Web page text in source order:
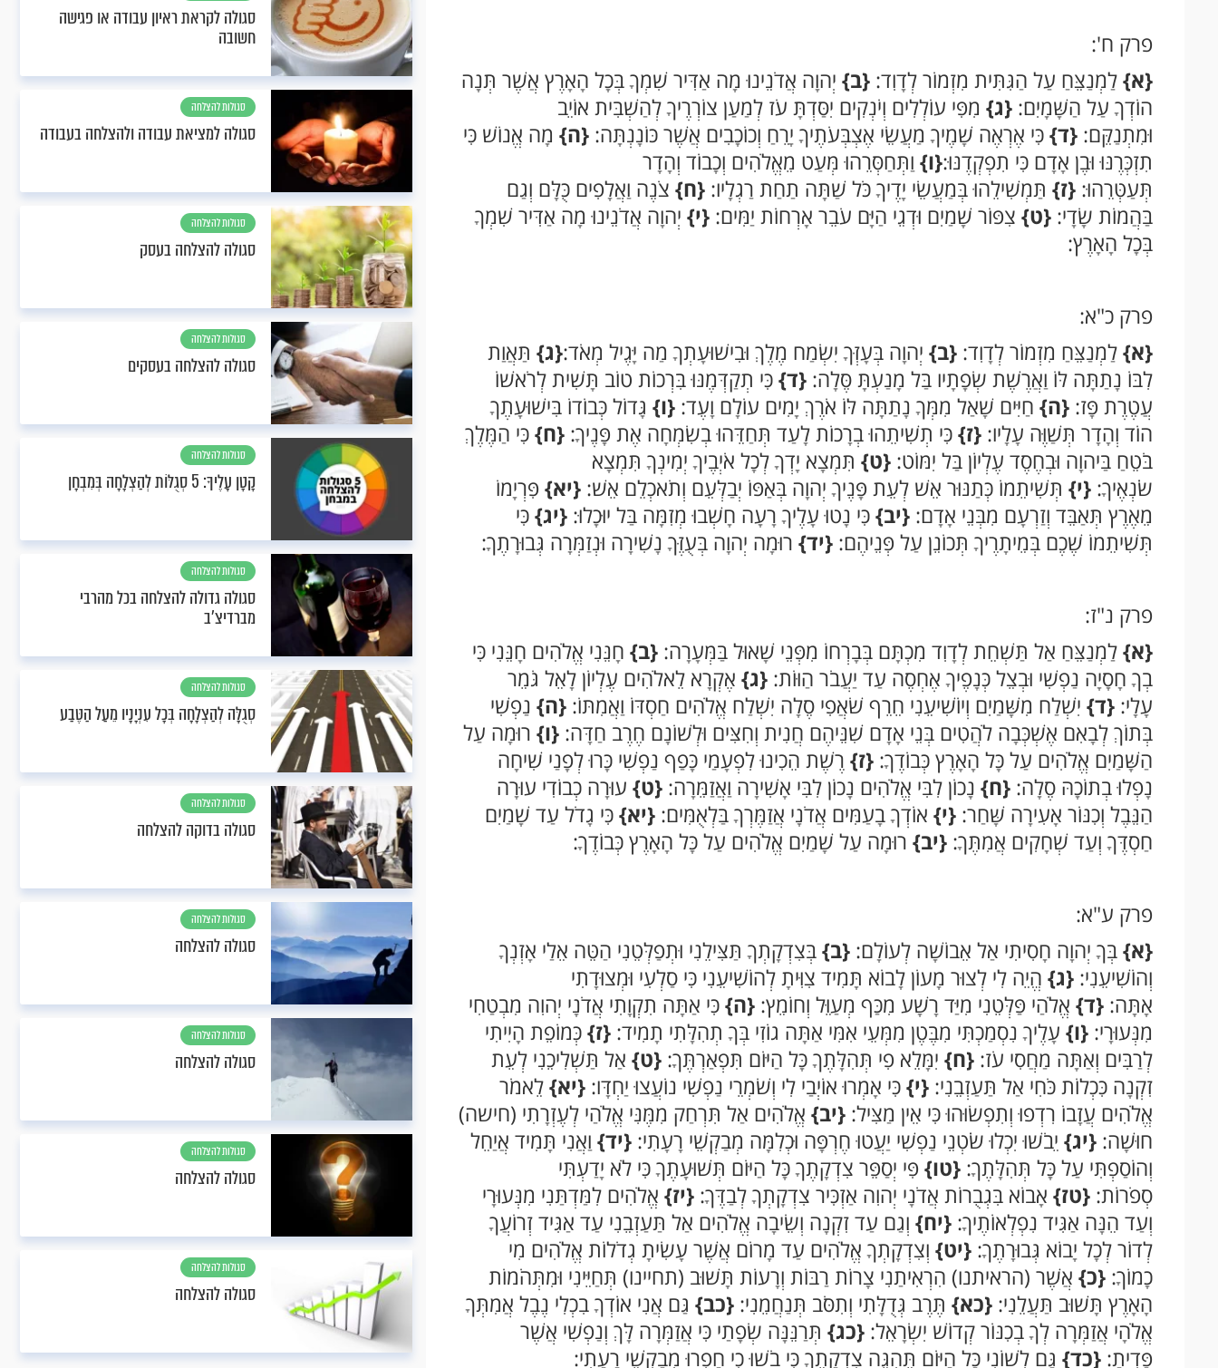
פרק ח':
{א}לַמְנַצֵּחַ עַל הַגִּתִּית מִזְמוֹר לְדָוִד: {ב} יְהוָה אֲדֹנֵינוּ מָה אַדִּיר שִׁמְךָ בְּכָל הָאָרֶץ אֲשֶׁר תְּנָה
הוֹדְךָ עַל הַשָּׁמָיִם: {ג} מִפִּי עוֹלְלִים וְיֹנְקִים יִסַּדְתָּ עֹז לְמַעַן צוֹרְרֶיךָ לְהַשְׁבִּית אוֹיֵב
וּמִתְנַקֵּם: {ד}כִּי אֶרְאֶה שָׁמֶיךָ מַעֲשֵׂי אֶצְבְּעֹתֶיךָ יָרֵחַ וְכוֹכָבִים אֲשֶׁר כּוֹנָנְתָּה: {ה} מָה אֱנוֹשׁ כִּי
תִזְכְּרֶנּוּ וּבֶן אָדָם כִּי תִפְקְדֶנּוּ:{ו} וַתְּחַסְּרֵהוּ מְּעַט מֵאֱלֹהִים וְכָבוֹד וְהָדָר
תְּעַטְּרֵהוּ: {ז} תַּמְשִׁילֵהוּ בְּמַעֲשֵׂי יָדֶיךָ כֹּל שַׁתָּה תַחַת רַגְלָיו: {ח} צֹנֶה וַאֲלָפִים כֻּלָּם וְגַם
בַּהֲמוֹת שָׂדָי: {ט} צִפּוֹר שָׁמַיִם וּדְגֵי הַיָּם עֹבֵר אָרְחוֹת יַמִּים: {י} יְהוָה אֲדֹנֵינוּ מָה אַדִּיר שִׁמְךָ
בְּכָל הָאָרֶץ:
פרק כ"א:
{א}לַמְנַצֵּחַ מִזְמוֹר לְדָוִד: {ב} יְהוָה בְּעָזְּךָ יִשְׂמַח מֶלֶךְ וּבִישׁוּעָתְךָ מַה יָּגֶיל מְאֹד:{ג} תַּאֲוַת
לִבּוֹ נָתַתָּה לּוֹ וַאֲרֶשֶׁת שְׂפָתָיו בַּל מָנַעְתָּ סֶּלָה: {ד}כִּי תְקַדְּמֶנּוּ בִּרְכוֹת טוֹב תָּשִׁית לְרֹאשׁוֹ
עֲטֶרֶת פָּז: {ה} חַיִּים שָׁאַל מִמְּךָ נָתַתָּה לּוֹ אֹרֶךְ יָמִים עוֹלָם וָעֶד: {ו} גָּדוֹל כְּבוֹדוֹ בִּישׁוּעָתֶךָ
הוֹד וְהָדָר תְּשַׁוֶּה עָלָיו: {ז}כִּי תְשִׁיתֵהוּ בְרָכוֹת לָעַד תְּחַדֵּהוּ בְשִׂמְחָה אֶת פָּנֶיךָ: {ח}כִּי הַמֶּלֶךְ
בֹּטֵחַ בַּיהוָה וּבְחֶסֶד עֶלְיוֹן בַּל יִמּוֹט: {ט} תִּמְצָא יָדְךָ לְכָל אֹיְבֶיךָ יְמִינְךָ תִּמְצָא
שֹׂנְאֶיךָ: {י} תְּשִׁיתֵמוֹ כְּתַנּוּר אֵשׁ לְעֵת פָּנֶיךָ יְהוָה בְּאַפּוֹ יְבַלְּעֵם וְתֹאכְלֵם אֵשׁ: {יא}פִּרְיָמוֹ
מֵאֶרֶץ תְּאַבֵּד וְזַרְעָם מִבְּנֵי אָדָם: {יב}כִּי נָטוּ עָלֶיךָ רָעָה חָשְׁבוּ מְזִמָּה בַּל יוּכָלוּ: {יג}כִּי
תְּשִׁיתֵמוֹ שֶׁכֶם בְּמֵיתָרֶיךָ תְּכוֹנֵן עַל פְּנֵיהֶם: {יד} רוּמָה יְהוָה בְּעֻזֶּךָ נָשִׁירָה וּנְזַמְּרָה גְּבוּרָתֶךָ:
פרק נ"ז:
{א}לַמְנַצֵּחַ אַל תַּשְׁחֵת לְדָוִד מִכְתָּם בְּבָרְחוֹ מִפְּנֵי שָׁאוּל בַּמְּעָרָה: {ב} חָנֵּנִי אֱלֹהִים חָנֵּנִי כִּי
בְךָ חָסָיָה נַפְשִׁי וּבְצֵל כְּנָפֶיךָ אֶחְסֶה עַד יַעֲבֹר הַוּוֹת: {ג} אֶקְרָא לֵאלֹהִים עֶלְיוֹן לָאֵל גֹּמֵר
עָלָי: {ד} יִשְׁלַח מִשָּׁמַיִם וְיוֹשִׁיעֵנִי חֵרֵף שֹׁאֲפִי סֶלָה יִשְׁלַח אֱלֹהִים חַסְדּוֹ וַאֲמִתּוֹ: {ה} נַפְשִׁי
בְּתוֹךְ לְבָאִם אֶשְׁכְּבָה לֹהֲטִים בְּנֵי אָדָם שִׁנֵּיהֶם חֲנִית וְחִצִּים וּלְשׁוֹנָם חֶרֶב חַדָּה: {ו} רוּמָה עַל
הַשָּׁמַיִם אֱלֹהִים עַל כָּל הָאָרֶץ כְּבוֹדֶךָ: {ז} רֶשֶׁת הֵכִינוּ לִפְעָמַי כָּפַף נַפְשִׁי כָּרוּ לְפָנַי שִׁיחָה
נָפְלוּ בְתוֹכָהּ סֶלָה: {ח} נָכוֹן לִבִּי אֱלֹהִים נָכוֹן לִבִּי אָשִׁירָה וַאֲזַמֵּרָה: {ט} עוּרָה כְבוֹדִי עוּרָה
הַנֵּבֶל וְכִנּוֹר אָעִירָה שָּׁחַר: {י} אוֹדְךָ בָעַמִּים אֲדֹנָי אֲזַמֶּרְךָ בַּלְאֻמִּים: {יא}כִּי גָדֹל עַד שָׁמַיִם
חַסְדֶּךָ וְעַד שְׁחָקִים אֲמִתֶּךָ: {יב} רוּמָה עַל שָׁמַיִם אֱלֹהִים עַל כָּל הָאָרֶץ כְּבוֹדֶךָ:
פרק ע"א:
{א}בְּךָ יְהוָה חָסִיתִי אַל אֵבוֹשָׁה לְעוֹלָם: {ב}בְּצִדְקָתְךָ תַּצִּילֵנִי וּתְפַלְּטֵנִי הַטֵּה אֵלַי אָזְנְךָ
וְהוֹשִׁיעֵנִי: {ג} הֱיֵה לִי לְצוּר מָעוֹן לָבוֹא תָּמִיד צִוִּיתָ לְהוֹשִׁיעֵנִי כִּי סַלְעִי וּמְצוּדָתִי
אָתָּה: {ד} אֱלֹהַי פַּלְּטֵנִי מִיַּד רָשָׁע מִכַּף מְעַוֵּל וְחוֹמֵץ: {ה}כִּי אַתָּה תִקְוָתִי אֲדֹנָי יְהוִה מִבְטַחִי
מִנְּעוּרָי: {ו} עָלֶיךָ נִסְמַכְתִּי מִבֶּטֶן מִמְּעֵי אִמִּי אַתָּה גוֹזִי בְּךָ תְהִלָּתִי תָמִיד: {ז}כְּמוֹפֵת הָיִיתִי
לְרַבִּים וְאַתָּה מַחֲסִי עֹז: {ח} יִמָּלֵא פִי תְּהִלָּתֶךָ כָּל הַיּוֹם תִּפְאַרְתֶּךָ: {ט} אַל תַּשְׁלִיכֵנִי לְעֵת
זִקְנָה כִּכְלוֹת כֹּחִי אַל תַּעַזְבֵנִי: {י}כִּי אָמְרוּ אוֹיְבַי לִי וְשֹׁמְרֵי נַפְשִׁי נוֹעֲצוּ יַחְדָּו: {יא}לֵאמֹר
אֱלֹהִים עֲזָבוֹ רִדְפוּ וְתִפְשׂוּהוּ כִּי אֵין מַצִּיל: {יב} אֱלֹהִים אַל תִּרְחַק מִמֶּנִּי אֱלֹהַי לְעֶזְרָתִי (חישה)
חוּשָׁה: {יג} יֵבֹשׁוּ יִכְלוּ שֹׂטְנֵי נַפְשִׁי יַעֲטוּ חֶרְפָּה וּכְלִמָּה מְבַקְשֵׁי רָעָתִי: {יד} וַאֲנִי תָּמִיד אֲיַחֵל
וְהוֹסַפְתִּי עַל כָּל תְּהִלָּתֶךָ: {טו}פִּי יְסַפֵּר צִדְקָתֶךָ כָּל הַיּוֹם תְּשׁוּעָתֶךָ כִּי לֹא יָדַעְתִּי
סְפֹרוֹת: {טז} אָבוֹא בִּגְבֻרוֹת אֲדֹנָי יְהוִה אַזְכִּיר צִדְקָתְךָ לְבַדֶּךָ: {יז} אֱלֹהִים לִמַּדְתַּנִי מִנְּעוּרָי
וְעַד הֵנָּה אַגִּיד נִפְלְאוֹתֶיךָ: {יח} וְגַם עַד זִקְנָה וְשֵׂיבָה אֱלֹהִים אַל תַּעַזְבֵנִי עַד אַגִּיד זְרוֹעֲךָ
לְדוֹר לְכָל יָבוֹא גְּבוּרָתֶךָ: {יט} וְצִדְקָתְךָ אֱלֹהִים עַד מָרוֹם אֲשֶׁר עָשִׂיתָ גְדֹלוֹת אֱלֹהִים מִי
כָמוֹךָ: {כ} אֲשֶׁר (הראיתנו) הִרְאִיתַנִי צָרוֹת רַבּוֹת וְרָעוֹת תָּשׁוּב (תחיינו) תְּחַיֵּינִי וּמִתְּהֹמוֹת
הָאָרֶץ תָּשׁוּב תַּעֲלֵנִי: {כא} תֶּרֶב גְּדֻלָּתִי וְתִסֹּב תְּנַחֲמֵנִי: {כב} גַּם אֲנִי אוֹדְךָ בִכְלִי נֶבֶל אֲמִתְּךָ
אֱלֹהָי אֲזַמְּרָה לְךָ בְכִנּוֹר קְדוֹשׁ יִשְׂרָאֵל: {כג} תְּרַנֵּנָּה שְׂפָתַי כִּי אֲזַמְּרָה לָּךְ וְנַפְשִׁי אֲשֶׁר
פָּדִיתָ: {כד} גַּם לְשׁוֹנִי כָּל הַיּוֹם תֶּהְגֶּה צִדְקָתֶךָ כִּי בֹשׁוּ כִי חָפְרוּ מְבַקְשֵׁי רָעָתִי:
סגולה לקראת ראיון עבודה או פגישה
חשובה
סגולות להצלחה
סגולה למציאת עבודה ולהצלחה בעבודה
סגולות להצלחה
סגולה להצלחה בעסק
סגולות להצלחה
סגולה להצלחה בעסקים
סגולות להצלחה
קָטָן עָלֶיךָ: 5 סְגֻלּוֹת לְהַצְלָחָה בְּמִבְחָן
סגולות להצלחה
סגולה גדולה להצלחה בכל מהרבי
מברדיצ'ב
סגולות להצלחה
סְגֻלָּה לְהַצְלָחָה בְּכָל עִנְיָנָיו מֵעַל הַטֶּבַע
סגולות להצלחה
סגולה בדוקה להצלחה
סגולות להצלחה
סגולה להצלחה
סגולות להצלחה
סגולה להצלחה
סגולות להצלחה
סגולה להצלחה
סגולות להצלחה
סגולה להצלחה